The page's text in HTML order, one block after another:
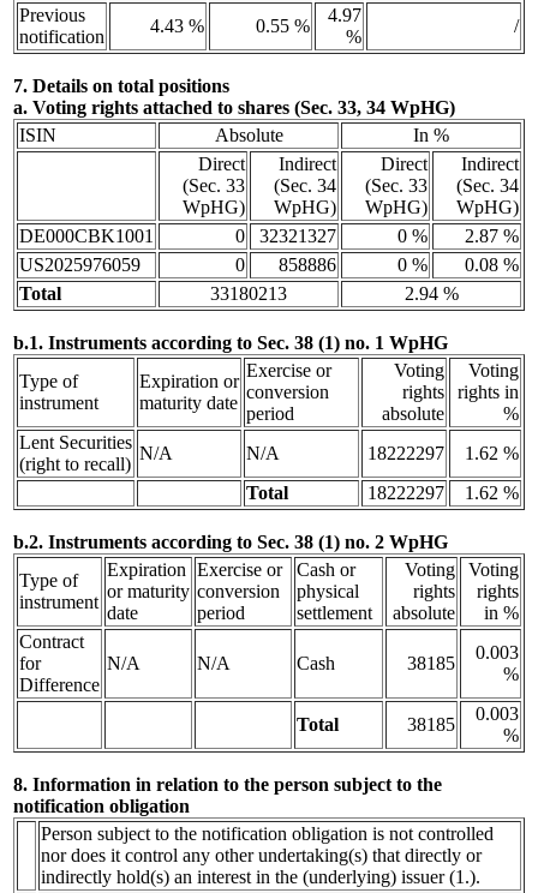
Previous
notification
4.43 % 0.55 %
4.97
%
/
7. Details on total positions
a. Voting rights attached to shares (Sec. 33, 34 WpHG)
ISIN
Absolute
In %
Direct
(Sec. 33
WpHG)
Indirect
(Sec. 34
WpHG)
Direct
(Sec. 33
WpHG)
Indirect
(Sec. 34
WpHG)
DE000CBK1001
0 32321327 0 %
2.87 %
US2025976059
0 858886 0 %
0.08 %
Total
33180213 2.94 %
b.1. Instruments according to Sec. 38 (1) no. 1 WpHG
Type of
instrument
Expiration or
maturity date
Exercise or
conversion
period
Voting
rights
absolute
Voting
rights in
%
Lent Securities
(right to recall)
N/A N/A 18222297
1.62 %
Total
18222297 1.62 %
b.2. Instruments according to Sec. 38 (1) no. 2 WpHG
Type of
instrument
Expiration
or maturity
date
Exercise or
conversion
period
Cash or
physical
settlement
Voting
rights
absolute
Voting
rights
in %
Contract
for
Difference
N/A N/A Cash 38185
0.003
%
Total 38185
0.003
%
8. Information in relation to the person subject to the
notification obligation
Person subject to the notification obligation is not controlled
nor does it control any other undertaking(s) that directly or
indirectly hold(s) an interest in the (underlying) issuer (1.).